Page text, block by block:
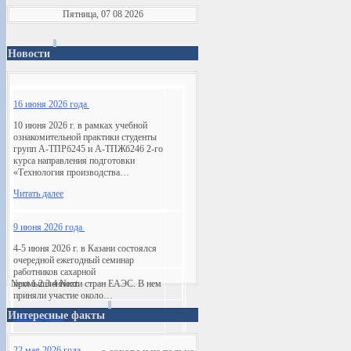
Пятница, 07 08 2026
Новости
16 июня 2026 года
10 июня 2026 г. в рамках учебной
ознакомительной практики студенты
групп А-ТПРб245 и А-ТПЖб246 2-го
курса направления подготовки
«Технология производства…
Читать далее
9 июня 2026 года
4-5 июня 2026 г. в Казани состоялся
очередной ежегодный семинар
работников сахарной
промышленности стран ЕАЭС. В нем
приняли участие около…
Читать далее
Next1234Next
Интересные факты